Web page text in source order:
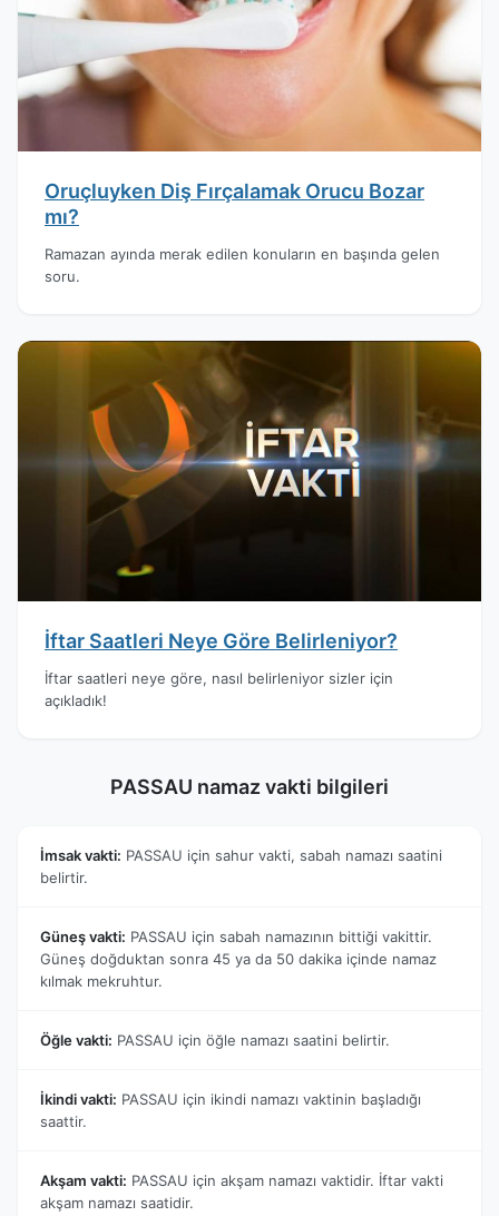
Oruçluyken Diş Fırçalamak Orucu Bozar
mı?
Ramazan ayında merak edilen konuların en başında gelen
soru.
İftar Saatleri Neye Göre Belirleniyor?
İftar saatleri neye göre, nasıl belirleniyor sizler için
açıkladık!
PASSAU namaz vakti bilgileri
İmsak vakti: PASSAU için sahur vakti, sabah namazı saatini
belirtir.
Güneş vakti: PASSAU için sabah namazının bittiği vakittir.
Güneş doğduktan sonra 45 ya da 50 dakika içinde namaz
kılmak mekruhtur.
Öğle vakti: PASSAU için öğle namazı saatini belirtir.
İkindi vakti: PASSAU için ikindi namazı vaktinin başladığı
saattir.
Akşam vakti: PASSAU için akşam namazı vaktidir. İftar vakti
akşam namazı saatidir.